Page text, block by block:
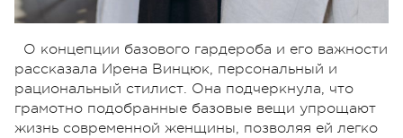
О концепции базового гардероба и его важности
рассказала Ирена Винцюк, персональный и
рациональный стилист. Она подчеркнула, что
грамотно подобранные базовые вещи упрощают
жизнь современной женщины, позволяя ей легко